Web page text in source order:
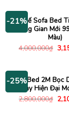
-21%Ghế Sofa Bed
Không Gian Mới
Màu)
4,000,000₫ Giá
gốc
-25%
Sofa Bed 2M Bọc
Tay Hiện Đại
2,800,000₫ Giá
gốc